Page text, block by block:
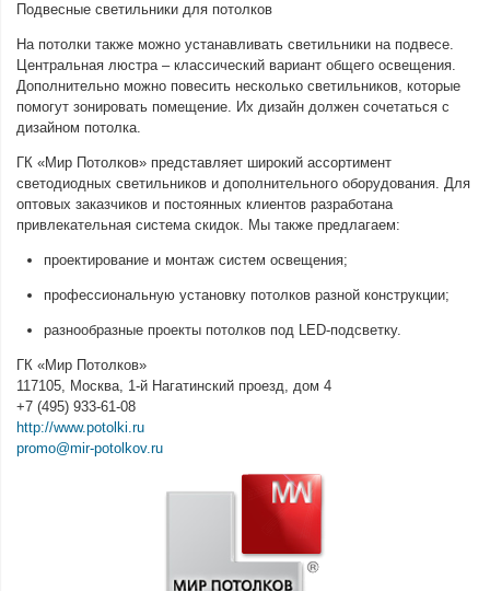
Подвесные светильники для потолков
На потолки также можно устанавливать светильники на подвесе.
Центральная люстра – классический вариант общего освещения.
Дополнительно можно повесить несколько светильников, которые
помогут зонировать помещение. Их дизайн должен сочетаться с
дизайном потолка.
ГК «Мир Потолков» представляет широкий ассортимент
светодиодных светильников и дополнительного оборудования. Для
оптовых заказчиков и постоянных клиентов разработана
привлекательная система скидок. Мы также предлагаем:
проектирование и монтаж систем освещения;
профессиональную установку потолков разной конструкции;
разнообразные проекты потолков под LED-подсветку.
ГК «Мир Потолков»
117105, Москва, 1-й Нагатинский проезд, дом 4
+7 (495) 933-61-08
http://www.potolki.ru
promo@mir-potolkov.ru